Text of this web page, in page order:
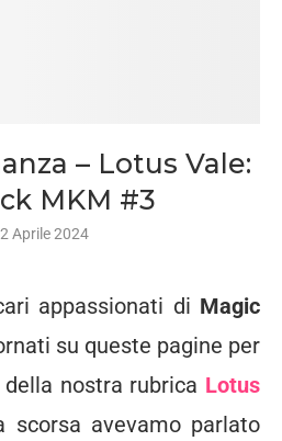
– Lotus Vale:
MKM #3
2 Aprile 2024
appassionati di Magic
su queste pagine per
nostra rubrica Lotus
scorsa avevamo parlato